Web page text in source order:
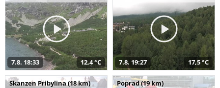
7.8. 18:33 12,4 °C 7.8. 19:27 17,5 °C
Skanzen Pribylina (18 km) Poprad (19 km)